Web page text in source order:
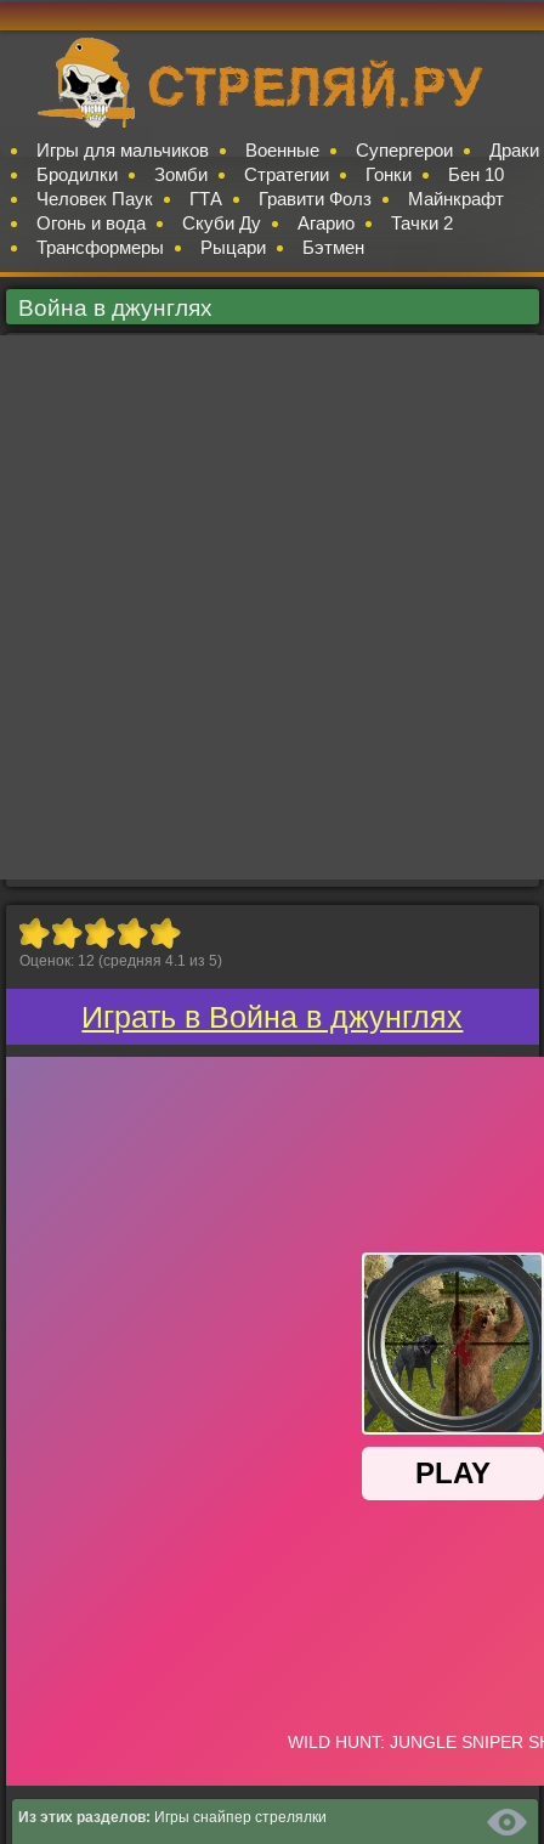
Игры для мальчиков Военные Супергерои
Драки
Бродилки
Зомби Стратегии Гонки
Бен 10
Человек Паук
ГТА Гравити Фолз
Майнкрафт
Огонь и вода
Скуби Ду Агарио
Тачки 2
Трансформеры
Рыцари Бэтмен
Война в джунглях
Оценок: 12 (средняя 4.1 из 5)
Играть в Война в джунглях
Из этих разделов: Игры снайпер стрелялки